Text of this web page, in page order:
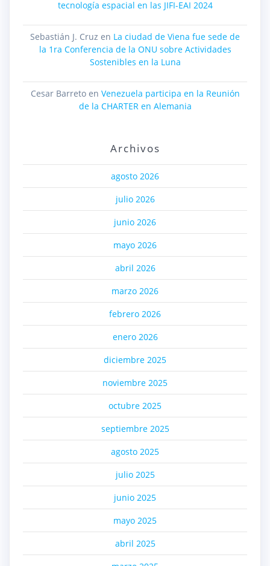
tecnología espacial en las JIFI-EAI 2024
Sebastián J. Cruz en La ciudad de Viena fue sede de
la 1ra Conferencia de la ONU sobre Actividades
Sostenibles en la Luna
Cesar Barretoen Venezuela participa en la Reunión
de la CHARTER en Alemania
Archivos
agosto 2026
julio 2026
junio 2026
mayo 2026
abril 2026
marzo 2026
febrero 2026
enero 2026
diciembre 2025
noviembre 2025
octubre 2025
septiembre 2025
agosto 2025
julio 2025
junio 2025
mayo 2025
abril 2025